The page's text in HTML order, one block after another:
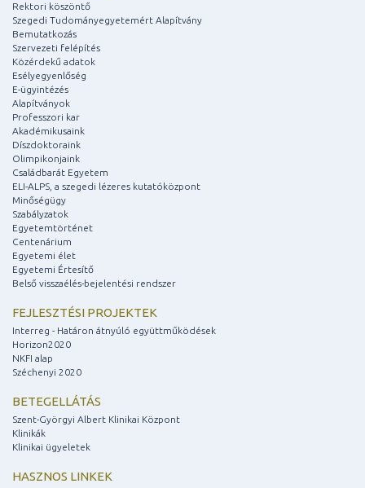
Rektori köszöntő
Szegedi Tudományegyetemért Alapítvány
Bemutatkozás
Szervezeti felépítés
Közérdekű adatok
Esélyegyenlőség
E-ügyintézés
Alapítványok
Professzori kar
Akadémikusaink
Díszdoktoraink
Olimpikonjaink
Családbarát Egyetem
ELI-ALPS, a szegedi lézeres kutatóközpont
Minőségügy
Szabályzatok
Egyetemtörténet
Centenárium
Egyetemi élet
Egyetemi Értesítő
Belső visszaélés-bejelentési rendszer
FEJLESZTÉSI PROJEKTEK
Interreg - Határon átnyúló együttműködések
Horizon2020
NKFI alap
Széchenyi 2020
BETEGELLÁTÁS
Szent-Györgyi Albert Klinikai Központ
Klinikák
Klinikai ügyeletek
HASZNOS LINKEK